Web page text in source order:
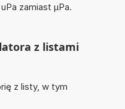
zamiast µPa.
z listami
z listy, w tym